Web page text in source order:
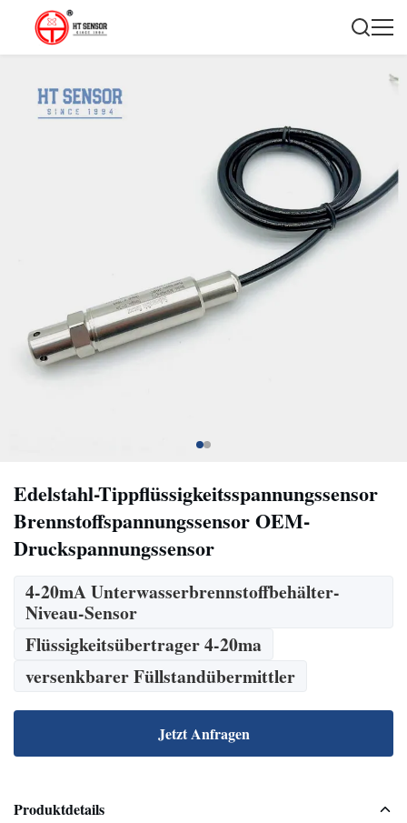
Edelstahl-Tippflüssigkeitsspannungssensor
Brennstoffspannungssensor OEM-
Druckspannungssensor
4-20mA Unterwasserbrennstoffbehälter-
Niveau-Sensor
Flüssigkeitsübertrager 4-20ma
versenkbarer Füllstandübermittler
Jetzt Anfragen
Produktdetails